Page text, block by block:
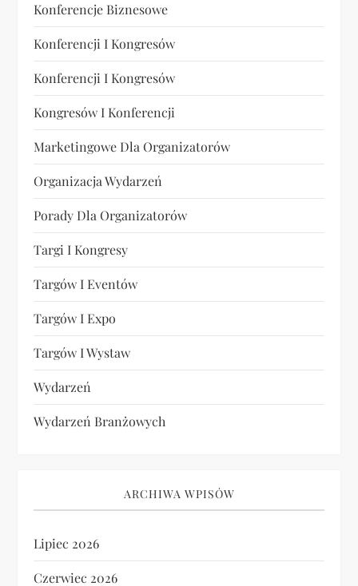
Konferencje Biznesowe
Konferencji I Kongresów
Konferencji I Kongresów
Kongresów I Konferencji
Marketingowe Dla Organizatorów
Organizacja Wydarzeń
Porady Dla Organizatorów
Targi I Kongresy
Targów I Eventów
Targów I Expo
Targów I Wystaw
Wydarzeń
Wydarzeń Branżowych
ARCHIWA WPISÓW
Lipiec 2026
Czerwiec 2026